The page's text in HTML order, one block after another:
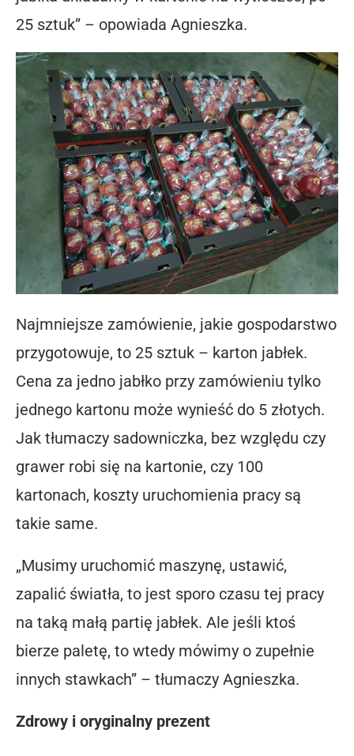
25 sztuk” – opowiada Agnieszka.
Najmniejsze zamówienie, jakie gospodarstwo
przygotowuje, to 25 sztuk – karton jabłek.
Cena za jedno jabłko przy zamówieniu tylko
jednego kartonu może wynieść do 5 złotych.
Jak tłumaczy sadowniczka, bez względu czy
grawer robi się na kartonie, czy 100
kartonach, koszty uruchomienia pracy są
takie same.
„Musimy uruchomić maszynę, ustawić,
zapalić światła, to jest sporo czasu tej pracy
na taką małą partię jabłek. Ale jeśli ktoś
bierze paletę, to wtedy mówimy o zupełnie
innych stawkach” – tłumaczy Agnieszka.
Zdrowy i oryginalny prezent